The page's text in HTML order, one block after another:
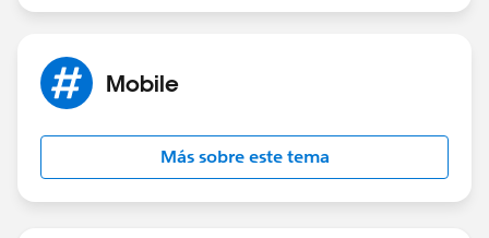
Jayson
Mobile
Más sobre este tema